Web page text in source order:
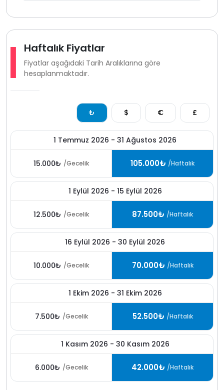
Haftalık Fiyatlar
Fiyatlar aşağıdaki Tarih Aralıklarına göre
hesaplanmaktadır.
₺ $ € £
1 Temmuz 2026 - 31 Ağustos 2026
15.000₺ /Gecelik 105.000₺ /Haftalık
1 Eylül 2026 - 15 Eylül 2026
12.500₺ /Gecelik 87.500₺ /Haftalık
16 Eylül 2026 - 30 Eylül 2026
10.000₺ /Gecelik 70.000₺ /Haftalık
1 Ekim 2026 - 31 Ekim 2026
7.500₺ /Gecelik 52.500₺ /Haftalık
1 Kasım 2026 - 30 Kasım 2026
6.000₺ /Gecelik 42.000₺ /Haftalık